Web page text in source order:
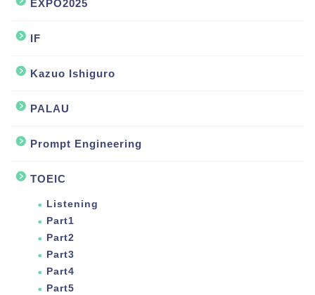
EXPO2025
IF
Kazuo Ishiguro
PALAU
Prompt Engineering
TOEIC
Listening
Part1
Part2
Part3
Part4
Part5